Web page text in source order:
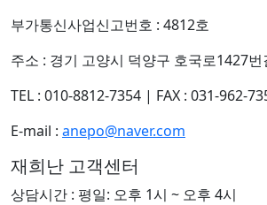
부가통신사업신고번호 : 4812호
주소 : 경기 고양시 덕양구 호국로1427
TEL : 010-8812-7354 | FAX : 031-962-
E-mail : anepo@naver.com
재희난 고객센터
상담시간 : 평일: 오후 1시 ~ 오후 4시